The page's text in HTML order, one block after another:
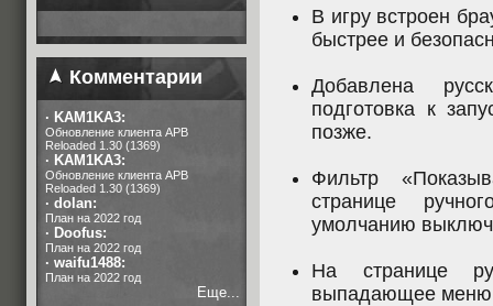
Комментарии
· KAM1KA3:
Обновление клиента APB
Reloaded 1.30 (1369)
· KAM1KA3:
Обновление клиента APB
Reloaded 1.30 (1369)
· dolan:
План на 2022 год
· Doofus:
План на 2022 год
· waifu1488:
План на 2022 год
Еще...
В игру встроен
быстрее и
Добавлена
подготовка к
позже.
Фильтр
странице
умолчанию
На странице
выпадающее меню